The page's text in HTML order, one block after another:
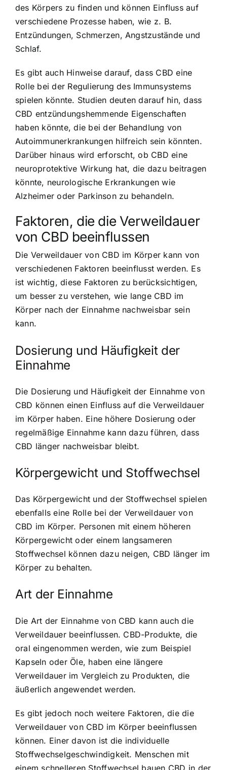
des Körpers zu finden und können Einfluss auf
verschiedene Prozesse haben, wie z. B.
Entzündungen, Schmerzen, Angstzustände und
Schlaf.
Es gibt auch Hinweise darauf, dass CBD eine
Rolle bei der Regulierung des Immunsystems
spielen könnte. Studien deuten darauf hin, dass
CBD entzündungshemmende Eigenschaften
haben könnte, die bei der Behandlung von
Autoimmunerkrankungen hilfreich sein könnten.
Darüber hinaus wird erforscht, ob CBD eine
neuroprotektive Wirkung hat, die dazu beitragen
könnte, neurologische Erkrankungen wie
Alzheimer oder Parkinson zu behandeln.
Faktoren, die die Verweildauer
von CBD beeinflussen
Die Verweildauer von CBD im Körper kann von
verschiedenen Faktoren beeinflusst werden. Es
ist wichtig, diese Faktoren zu berücksichtigen,
um besser zu verstehen, wie lange CBD im
Körper nach der Einnahme nachweisbar sein
kann.
Dosierung und Häufigkeit der
Einnahme
Die Dosierung und Häufigkeit der Einnahme von
CBD können einen Einfluss auf die Verweildauer
im Körper haben. Eine höhere Dosierung oder
regelmäßige Einnahme kann dazu führen, dass
CBD länger nachweisbar bleibt.
Körpergewicht und Stoffwechsel
Das Körpergewicht und der Stoffwechsel spielen
ebenfalls eine Rollebei der Verweildauer von
CBD im Körper. Personen mit einem höheren
Körpergewicht oder einem langsameren
Stoffwechsel können dazu neigen, CBD länger im
Körper zu behalten.
Art der Einnahme
Die Art der Einnahme von CBD kann auch die
Verweildauer beeinflussen. CBD-Produkte, die
oral eingenommen werden, wie zum Beispiel
Kapseln oder Öle, haben eine längere
Verweildauer im Vergleich zu Produkten, die
äußerlich angewendet werden.
Es gibt jedoch noch weitere Faktoren, die die
Verweildauer von CBD im Körper beeinflussen
können. Einer davon ist die individuelle
Stoffwechselgeschwindigkeit. Menschen mit
einem schnelleren Stoffwechsel bauen CBD in der